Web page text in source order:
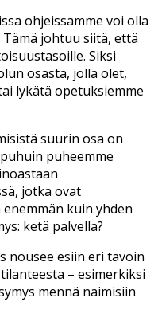
ohjeissamme voi olla
johtuu siitä, että
Siksi
osasta, jolla olet,
lykätä opetuksiemme
suurin osa on
puheemme
jotka ovat
kuin yhden
ketä palvella?
nousee esiin eri tavoin
– esimerkiksi
mennä naimisiin